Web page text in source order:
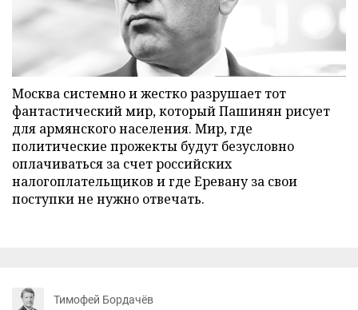
Москва системно и жестко разрушает тот
фантастический мир, который Пашинян рисует
для армянского населения. Мир, где
политические прожекты будут безусловно
оплачиваться за счет российских
налогоплательщиков и где Еревану за свои
поступки не нужно отвечать.
Тимофей Бордачёв